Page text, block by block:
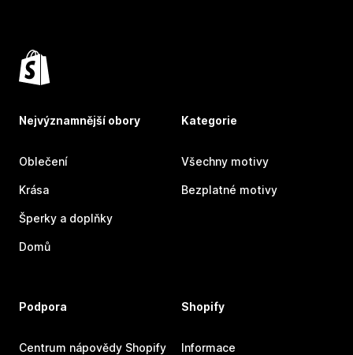
Nejvýznamnější obory
Oblečení
Krása
Šperky a doplňky
Domů
Kategorie
Všechny motivy
Bezplatné motivy
Podpora
Centrum nápovědy Shopify
Shopify
Informace